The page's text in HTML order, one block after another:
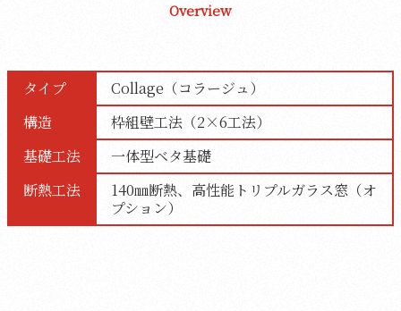
Overview
タイプ
Collage（コラージュ）
構造
枠組壁工法（2×6工法）
基礎工法
一体型ベタ基礎
断熱工法
140㎜断熱、高性能トリプルガラス窓（オ
プション）